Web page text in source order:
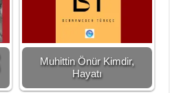
Muhittin Önür Kimdir,
Hayatı